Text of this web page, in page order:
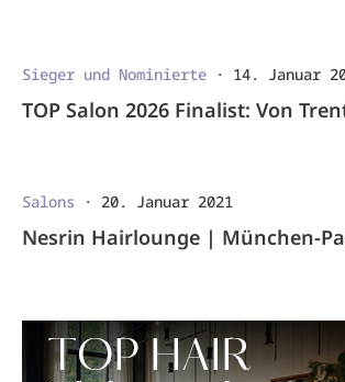
Sieger und Nominierte · 14. Januar
TOP Salon 2026 Finalist: Von
Salons · 20. Januar 2021
Nesrin Hairlounge | München-